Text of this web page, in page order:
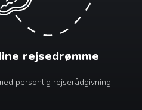
rejsedrømme
personlig rejserådgivning